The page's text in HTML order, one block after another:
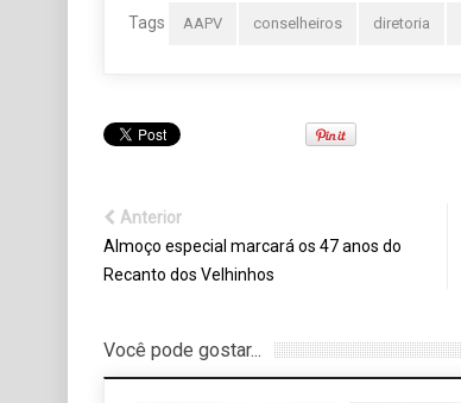
Tags AAPV conselheiros diretoria
Anterior
Almoço especial marcará os 47 anos do
Recanto dos Velhinhos
Você pode gostar...